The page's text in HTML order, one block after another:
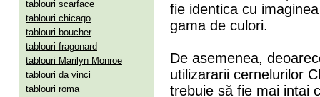
tablouri scarface
tablouri chicago
tablouri boucher
tablouri fragonard
tablouri Marilyn Monroe
tablouri da vinci
tablouri roma
fie identica cu
gama de culori.
De asemenea,
utilizararii cernelurilor
trebuie să fie mai intai